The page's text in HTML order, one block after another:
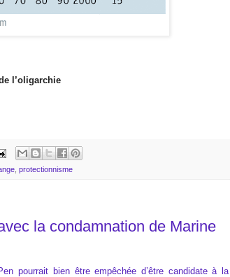
l’oligarchie
protectionnisme
la condamnation de Marine
pourrait bien être empêchée d’être candidate à la